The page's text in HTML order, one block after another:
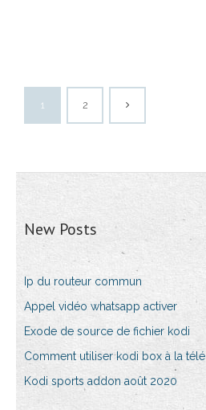
1 2
New Posts
Ip du routeur commun
Appel vidéo whatsapp activer
Exode de source de fichier kodi
Comment utiliser kodi box à la télé
Kodi sports addon août 2020